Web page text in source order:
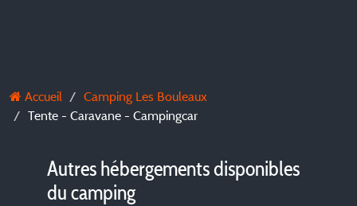
Accueil
Camping Les Bouleaux
Tente - Caravane - Campingcar
Autres hébergements disponibles
du camping